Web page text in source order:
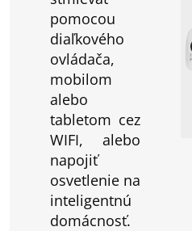
pomocou
diaľkového
ovládača,
mobilom
alebo
tabletom cez
WIFI, alebo
napojiť
osvetlenie na
inteligentnú
domácnosť.